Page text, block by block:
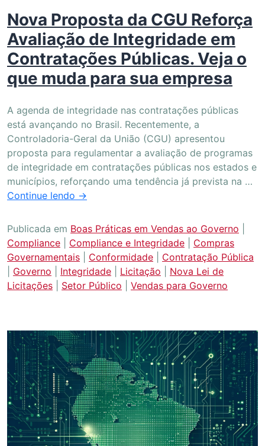
Nova Proposta da CGU Reforça
Avaliação de Integridade em
Contratações Públicas. Veja o
que muda para sua empresa
A agenda de integridade nas contratações públicas
está avançando no Brasil. Recentemente, a
Controladoria-Geral da União (CGU) apresentou
proposta para regulamentar a avaliação de programas
de integridade em contratações públicas nos estados e
municípios, reforçando uma tendência já prevista na …
Continue lendo →
Publicada em Boas Práticas em Vendas ao Governo
Compliance
Compliance e Integridade
Compras
Governamentais
Conformidade
Contratação Pública
Governo Integridade Licitação
Nova Lei de
Licitações
Setor Público Vendas para Governo